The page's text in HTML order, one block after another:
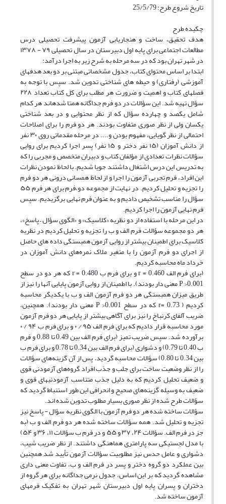
تاریخ شروع طرح: 25/5/79
چکیده طرح
هدف تحقیق، ساخت و هنجاریابی آزمون پیشرفت تحصیلی درس
مطالعات اجتماعی برای پایه اول دبیرستان در سال تحصیلی ۷۹ - ۱۳۷۸
در شهر تهران بود که در سه مرحله به شرح زیر به اجرا درآمد:
ابتدا بر اساس محتوای کتاب، جدول مشخصاتی مبتنی بر دو بعد هدفهای
آموزشی (رفتاری) و حیطه های شناختی تدوین شد. سپس با توجه به
فصلهای کتاب و اهمیت و ضرورت هر مطلب برای کل کتاب تعداد ۲۲۸
سؤال تهیه شد. این سؤالات در دو فرم جداگانه همتا شدهاند هر کدام
شامل یکصد و چهارده سؤال که از نظر محتوایی و در بعد شناختی
یکسان ولی از نظر صوری متفاوت بودند. هر دو فرم را برای اصلاحات
احتمالی از نظر گویایی، مفهوم بودن و.... در مرحله مقدماتی روی ۳۰ نفر
از دانش آموزان (۱۵ نفر دختر و ۱۵ نفر)‌ پسر اجرا کردیم برای روایی
سؤالات نظرات تعدادی از مؤلفان کتاب و دبیران متخصص و مجربی را که
به تدریس این درس اشتغال داشتند جویا شدیم. با لحاظ نمودن نظرات
این افراد، فرم تجربی آزمون را اجرا و از لحاظ همسانی درونی هر دو فرم
را تجزیه و تحلیل کردیم. در نهایت از مجموعه دو،فرم برای هر فرم ۵۵
سؤال را مناسب تشخیص دادیم و به عنوان فرم نهایی برگزیدیم. سپس
فرم نهایی آزمون را اجرا کردیم.
در این مرحله با استفاده از دو نظریه «کلاسیک» و «الگوی سؤال – پاسخ»،
هر دو مجموعه سؤالات فرم الف و ب را تجزیه و تحلیل کردیم در نظریه
کلاسیک برای اطمینان بیشتر از روایی آزمون همبستگی داده های حاصل
از اجرای دو فرم آزمون را با متغیر ملاک نمره‌های دانش آموزان در
خرداد ماه محاسبه کردیم.
(برای فرم الف 0.460 = r و برای فرم ب 0.480 = r که هر دو در سطح
0.001< P معنی دار بودند). با اطمینان از روایی آزمون پایایی آنها را نیز از
طریق میزان همبستگی هر دو فرم آزمون الف و ب با یکدیگر محاسبه
کردیم ( r= 0.73 که در سطح 0.001< P معنی دار بودند). همچنین،
ضریب آلفای کرنباخ را نیز برای آگاهی بیشتر از پایایی هر دو فرم آزمون
مورد محاسبه قرار دادیم که برای فرم الف ۹۵ / ۰ و برای فرم ب ۹۴ / ۰
برآورده شد. سپس ضریب تمیز (برای فرم الف بین 0.49 تا 0.88 و فرم
ب 0.40 تا 0.79) و دشواری (برای فرم الف بین 0.34 تا 0.78 و برای فرم ب
بین 0.34 تا 0.80) سؤالات محاسبه گردید .پس از آن گزینه‌های سؤالات
را از نظر وضعیت ساخت برای جلب و جذب افراد گروه‌های آزمودنی قوی
و ضعیف تحلیل کردیم که به دلیل جذب متناسب آزمودنیهای قوی و
ضعیف به وسیله گزینه‌های صحیح و انحرافی این طور استنباط گردید که
سؤالات طرح شده از نظر صوری بسیار مطلوب تدوین شده اند.
سؤالات ساخته شده هر دو فرم آزمون با الگوی نظریه سؤال - پاسخ نیز
تجزیه و تحلیل شد. همه سؤالات ساخته شده هر دو فرم الف و ب (به
جز در فرم الف. سؤالات ۲۴، ۳۷ و ۵۵ و در فرم ب سؤالات ۱۱، ۳۶ و ۵۴)
با مدل لجستیکی سه پارامتری هماهنگی داشتند. از نظر ضریب شیب،
دشواری و عامل حدس نیز مطلوبیت سؤالات آزمون تأیید شد همچنین
بین عملکرد دو گروه دختر و پسر در فرم الف و ب، تفاوت معنی داری
مشاهده گردید که بر این اساس، جدول نرمی جداگانه برای هر گروه از
دختران و پسران پایه اول دبیرستان شهر تهران به تفکیک فرمهای
آزمون ساخته شد.